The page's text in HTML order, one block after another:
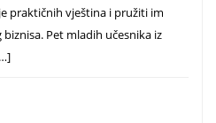
praktičnih vještina i pružiti im
Pet mladih učesnika iz